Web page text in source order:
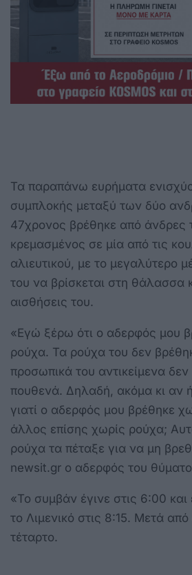
Τα παραπάνω ευρήματα
συμπλοκής μεταξύ των δύο
47χρονος βρέθηκε από άνδρες
κρεμασμένος σε μία από τις
αλιευτικού, με το μεγαλύτερο
του να βρίσκεται στη θάλασσα
αισθήσεις του.
«Εγώ ξέρω ότι ο αδερφός μου
ρούχα. Τα ρούχα του δεν
προσωπικά του αντικείμενα
πουθενά. Δηλαδή, ακόμα κι αν
γιατί ο αδερφός μου βρέθηκε
άλλος επίσης χωρίς ρούχα;
ρούχα τα πέταξε για να μη
newsit.gr ο αδερφός του
«Το συμβάν έγινε στις 6:00 και
το Λιμενικό στις 8:15. Μετά
τέταρτο.